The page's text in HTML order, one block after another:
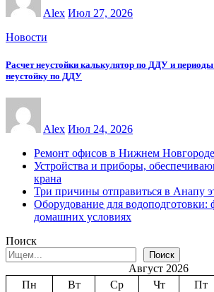
Alex Июл 27, 2026
Новости
Расчет неустойки калькулятор по ДДУ и
неустойку по ДДУ
Alex Июл 24, 2026
Ремонт офисов в Нижнем Новгороде
Устройства и приборы,
крана
Три причины отправиться в Анапу
Оборудование для водоподготовки:
домашних условиях
Поиск
Поиск
Август 2026
Пн
Вт Ср Чт Пт